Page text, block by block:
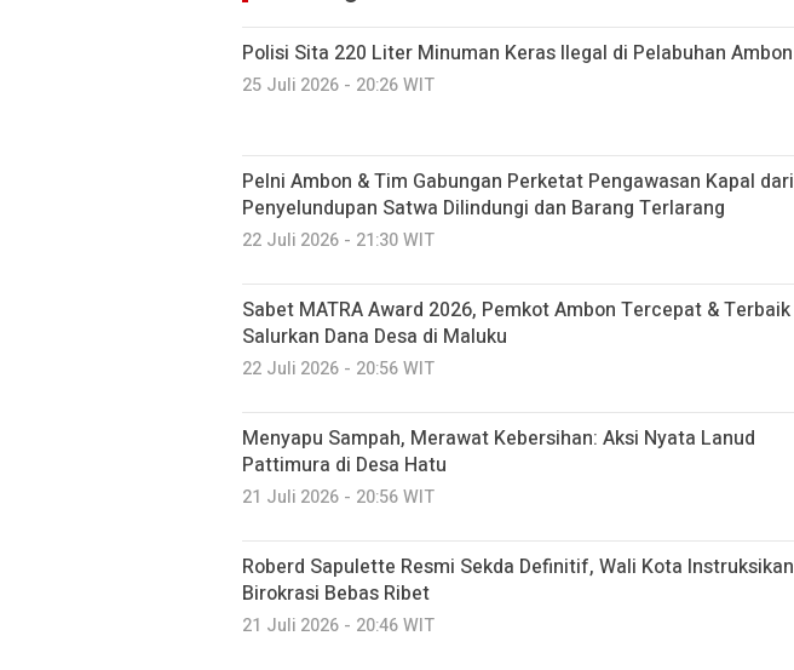
Polisi Sita 220 Liter Minuman Keras Ilegal di Pelabuhan Ambon
25 Juli 2026 - 20:26 WIT
Pelni Ambon & Tim Gabungan Perketat Pengawasan Kapal dari
Penyelundupan Satwa Dilindungi dan Barang Terlarang
22 Juli 2026 - 21:30 WIT
Sabet MATRA Award 2026, Pemkot Ambon Tercepat & Terbaik
Salurkan Dana Desa di Maluku
22 Juli 2026 - 20:56 WIT
Menyapu Sampah, Merawat Kebersihan: Aksi Nyata Lanud
Pattimura di Desa Hatu
21 Juli 2026 - 20:56 WIT
Roberd Sapulette Resmi Sekda Definitif, Wali Kota Instruksikan
Birokrasi Bebas Ribet
21 Juli 2026 - 20:46 WIT